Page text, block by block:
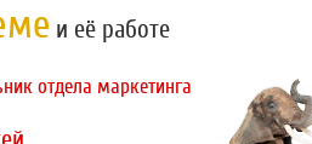
и её работе
отдела маркетинга